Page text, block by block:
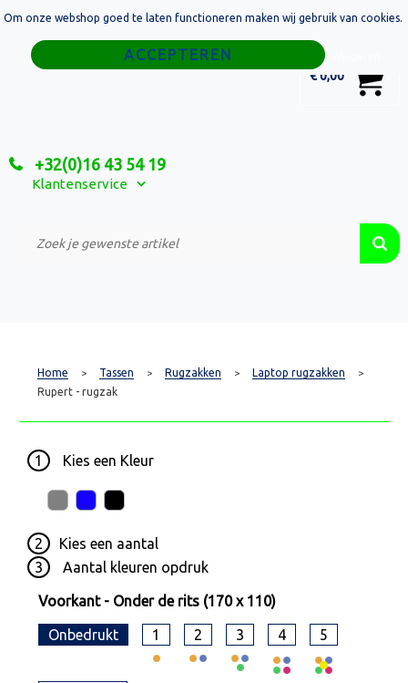
€ 0,00
+32(0)16 43 54 19
Klantenservice
Home
Relatiegeschenken
Custom Made Projecten
Home > Tassen > Rugzakken > Laptop rugzakken >
Rupert - rugzak
1 Kies een Kleur
2 Kies een aantal
3
Aantal kleuren opdruk
Voorkant - Onder de rits (170 x 110)
Onbedrukt 1 2 3 4 5
Om onze webshop goed te laten functioneren maken wij gebruik van cookies.